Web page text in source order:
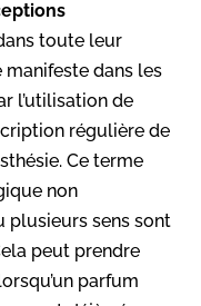
toute leur
manifeste dans les
l’utilisation de
régulière de
Ce terme
non
plusieurs sens sont
peut prendre
parfum